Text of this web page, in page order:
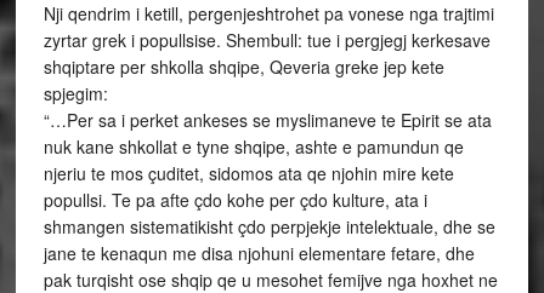
Nji qendrim i ketill, pergenjeshtrohet pa vonese nga trajtimi
zyrtar grek i popullsise. Shembull: tue i pergjegj kerkesave
shqiptare per shkolla shqipe, Qeveria greke jep kete
spjegim:
“…Per sa i perket ankeses se myslimaneve te Epirit se ata
nuk kane shkollat e tyne shqipe, ashte e pamundun qe
njeriu te mos çuditet, sidomos ata qe njohin mire kete
popullsi. Te pa afte çdo kohe per çdo kulture, ata i
shmangen sistematikisht çdo perpjekje intelektuale, dhe se
jane te kenaqun me disa njohuni elementare fetare, dhe
pak turqisht ose shqip qe u mesohet femijve nga hoxhet ne